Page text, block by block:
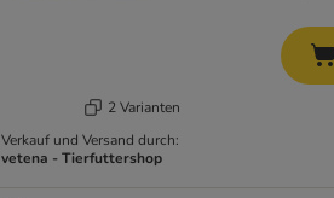
2 Varianten
Verkauf und Versand durch:
vetena - Tierfuttershop